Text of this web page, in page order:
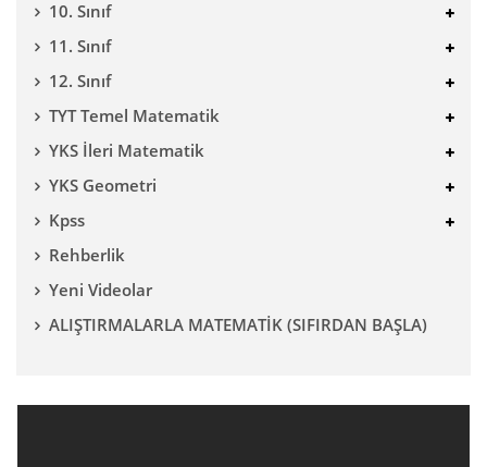
10. Sınıf
11. Sınıf
12. Sınıf
TYT Temel Matematik
YKS İleri Matematik
YKS Geometri
Kpss
Rehberlik
Yeni Videolar
ALIŞTIRMALARLA MATEMATİK (SIFIRDAN BAŞLA)